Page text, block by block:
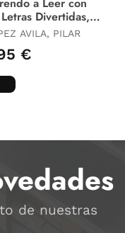
Divertidas,
en el
AVILA, PILAR
€
de nuestras